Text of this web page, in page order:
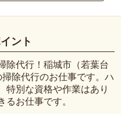
ント
除代行！稲城市（若葉台
除代行のお仕事です。ハ
特別な資格や作業はあり
るお仕事です。